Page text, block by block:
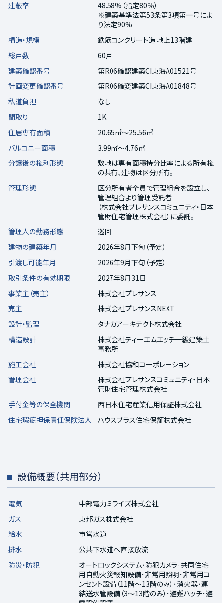
建蔽率
48.58%（指定80％）
※建築基準法第53条第3項第一号によ
り法定90%
構造・規模
鉄筋コンクリート造 地上13階建
総戸数
60戸
建築確認番号
第R06確認建築CI東海A01521号
計画変更確認番号
第R06確変建築CI東海A01848号
私道負担
なし
間取り
1K
住居専有面積
20.65㎡～25.56㎡
バルコニー面積
3.99㎡～4.76㎡
分譲後の権利形態
敷地は専有面積持分比率による所有権
の共有、建物は区分所有。
管理形態
区分所有者全員で管理組合を設立し、
管理組合より管理受託者
（株式会社プレサンスコミュニティ・日本
管財住宅管理株式会社）に委託。
管理人の勤務形態
巡回
建物の建築年月
2026年8月下旬（予定）
引渡し可能年月
2026年9月下旬（予定）
取引条件の有効期限
2027年8月31日
事業主（売主）
株式会社プレサンス
売主
株式会社プレサンスNEXT
設計・監理
タナカアーキテクト株式会社
構造設計
株式会社ティーエムエッチ一級建築士
事務所
施工会社
株式会社協和コーポレーション
管理会社
株式会社プレサンスコミュニティ・日本
管財住宅管理株式会社
手付金等の保全機関
西日本住宅産業信用保証株式会社
住宅瑕疵担保責任保険法人
ハウスプラス住宅保証株式会社
設備概要（共用部分）
電気
中部電力ミライズ株式会社
ガス
東邦ガス株式会社
給水
市営水道
排水
公共下水道へ直接放流
防災・防犯
オートロックシステム･防犯カメラ·共同住宅
用自動火災報知設備･非常用照明･非常用コ
ンセント設備（11階～13階のみ）･消火器･連
結送水管設備（3～13階のみ）･避難ハッチ･避